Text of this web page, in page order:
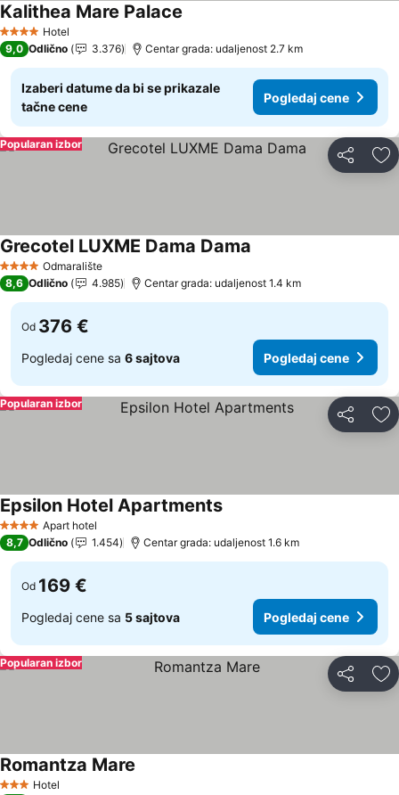
4 ZvezdiceHotel
Kalithea Mare Palace
9,0 Odlično 3.376 Centar grada: udaljenost 2.7 km
Izaberi datume da bi se prikazale
tačne cene
Pogledaj cene
Deli
Popularan izbor
4 ZvezdiceOdmaralište
Grecotel LUXME Dama Dama
8,6 Odlično 4.985 Centar grada: udaljenost 1.4 km
Od 376 €
Pogledaj cene sa 6 sajtova Pogledaj cene
Deli
Popularan izbor
4 ZvezdiceApart hotel
Epsilon Hotel ApartmentsPogledaj cene
8,7 Odlično 1.454 Centar grada: udaljenost 1.6 km
Od 169 €
Pogledaj cene sa 5 sajtova Pogledaj cene
Deli
Popularan izbor
3 Zvezdice
Hotel
Romantza Mare